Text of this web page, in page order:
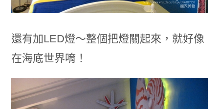
還有加LED燈～整個把燈關起來，就好像
在海底世界唷！